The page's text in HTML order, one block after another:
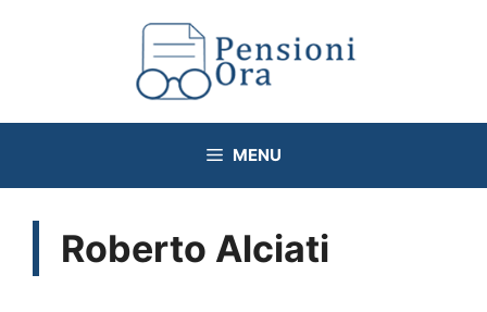
MENU
Roberto Alciati